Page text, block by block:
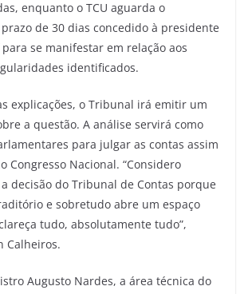
enquanto o TCU aguarda o
de 30 dias concedido à presidente
se manifestar em relação aos
identificados.
explicações, o Tribunal irá emitir um
a questão. A análise servirá como
para julgar as contas assim
Congresso Nacional. “Considero
decisão do Tribunal de Contas porque
e sobretudo abre um espaço
tudo, absolutamente tudo”,
Calheiros.
Augusto Nardes, a área técnica do